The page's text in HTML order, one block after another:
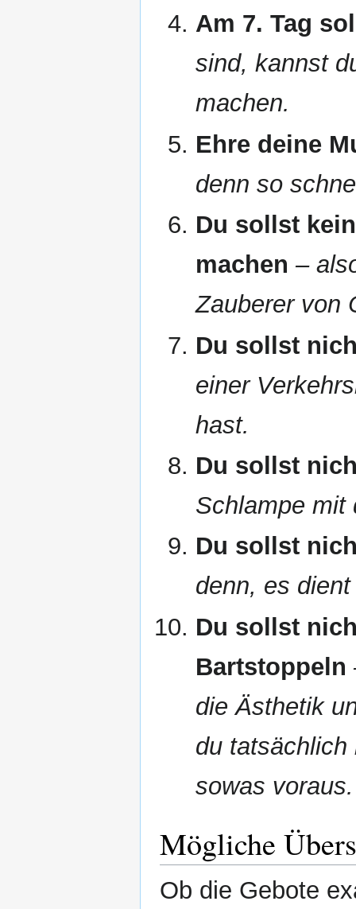
Am 7. Tag
sind, kannst
machen.
Ehre deine
denn so
Du sollst
machen –
Zauberer von
Du sollst
einer
hast.
Du sollst
Schlampe mit
Du sollst
denn, es
Du sollst
Bartstoppeln
die Ästhetik
du
sowas voraus.
Mögliche
Ob die Gebote